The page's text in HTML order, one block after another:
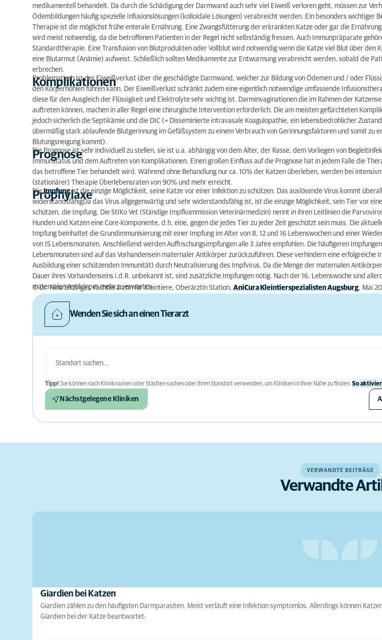
medikamentell behandelt. Da durch die Schädigung der Darmwand auch sehr viel Eiweiß verloren geht, müssen zur
Ödembildungen häufig spezielle Infusionslösungen (kolloidale Lösungen) verabreicht werden. Ein besonders wichtiger
Therapie ist die möglichst frühe enterale Ernährung. Eine Zwangsfütterung der erkrankten Katze oder gar die
wird meist notwendig, da die betroffenen Patienten in der Regel nicht selbständig fressen. Auch Immunpräparate
Standardtherapie. Eine Transfusion von Blutprodukten oder Vollblut wird notwendig wenn die Katze viel Blut über den
eine Blutarmut (Anämie) aufweist. Schließlich sollten Medikamente zur Entwurmung verabreicht werden, sobald die
erbrechen.
Komplikationen
Problematisch ist der Eiweißverlust über die geschädigte Darmwand, welcher zur Bildung von Ödemen und / oder
den Körperhöhlen führen kann. Der Eiweißverlust schränkt zudem eine eigentlich notwendige umfassende
diese für den Ausgleich der Flüssigkeit und Elektrolyte sehr wichtig ist. Darminvaginationen die im Rahmen der
auftreten können, machen in aller Regel eine chirurgische Intervention erforderlich. Die am meisten gefürchteten
jedoch sicherlich die Septikämie und die DIC (= Disseminierte intravasale Koagulopathie, ein lebensbedrohlicher
übermäßig stark ablaufende Blutgerinnung im Gefäßsystem zu einem Verbrauch von Gerinnungsfaktoren und somit zu
Blutungsneigung kommt).
Prognose
Die Prognose ist sehr individuell zu stellen, sie ist u.a. abhängig von dem Alter, der Rasse, dem Vorliegen von
Immunstatus und dem Auftreten von Komplikationen. Einen großen Einfluss auf die Prognose hat in jedem Falle die
das betroffene Tier behandelt wird. Während ohne Behandlung nur ca. 10% der Katzen überleben, werden bei
(stationärer) Therapie Überlebensraten von 90% und mehr erreicht.
Prophylaxe
DieImpfungist die einzige Möglichkeit, seine Katze vor einer Infektion zu schützen. Das auslösende Virus kommt
widerstandsfähigDa das Virus allgegenwärtig und sehr widerstandsfähig ist, ist die einzige Möglichkeit, sein Tier vor
schützen, die Impfung. Die StIKo Vet (Ständige Impfkommission Veterinärmedizin) nennt in ihren Leitlinien die
Hunden und Katzen eine Core-Komponente, d.h. eine, gegen die jedes Tier zu jeder Zeit geschützt sein muss. Die
Impfung beinhaltet die Grundimmunisierung mit einer Impfung im Alter von 8, 12 und 16 Lebenswochen und einer
von 15 Lebensmonaten. Anschließend werden Auffrischungsimpfungen alle 3 Jahre empfohlen. Die häufigeren
Lebensmonaten sind auf das Vorhandensein maternaler Antikörper zurückzuführen. Diese verhindern eine erfolgreiche
Ausbildung einer schützenden Immunität) durch Neutralisierung des Impfvirus. Da die Menge der maternalen
Dauer ihres Vorhandenseins i.d.R. unbekannt ist, sind zusätzliche Impfungen nötig. Nach der 16. Lebenswoche sind
maternalen Antikörper mehr zu erwarten.
© Dr. Nina Bitzinger, Fachtierärztin für Kleintiere, Oberärztin Station, AniCura Kleintierspezialisten Augsburg, Mai
Wenden Sie sich an einen Tierarzt
Tipp! Sie können nach Kliniknamen oder Städten suchen oder Ihren Standort verwenden, um Kliniken in Ihrer Nähe zu finden. So
Nächstgelegene Kliniken
VERWANDTE BEITRÄGE
Verwandte
Giardien bei Katzen
Giardien zählen zu den häufigsten Darmparasiten. Meist verläuft eine Infektion symptomlos. Allerdings können
Giardien bei der Katze beantwortet: